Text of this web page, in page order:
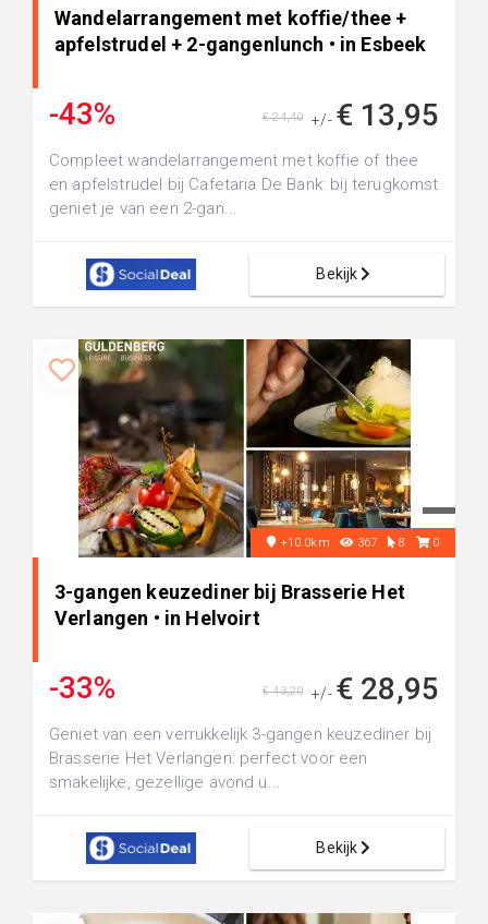
Wandelarrangement met koffie/thee +
apfelstrudel + 2-gangenlunch • in Esbeek
-43% +/- € 13,95
€ 24,40
Compleet wandelarrangement met koffie of thee
en apfelstrudel bij Cafetaria De Bank: bij terugkomst
geniet je van een 2-gan...
Bekijk
+10.0km 367 8 0
3-gangen keuzediner bij Brasserie Het
Verlangen • in Helvoirt
-33% +/- € 28,95
€ 43,20
Geniet van een verrukkelijk 3-gangen keuzediner bij
Brasserie Het Verlangen: perfect voor een
smakelijke, gezellige avond u...
Bekijk